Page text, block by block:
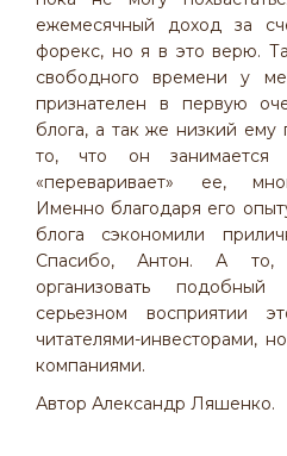
ежемесячный доход за
форекс, но я в это верю.
свободного времени у
признателен в первую
блога, а так же низкий
то, что он занимается
«переваривает» ее,
Именно благодаря его
блога сэкономили
Спасибо, Антон. А то,
организовать
серьезном восприятии
читателями-инвесторами,
компаниями.
Автор Александр Ляшенко.